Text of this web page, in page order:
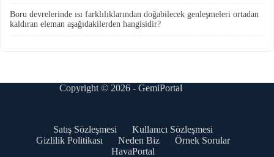
Boru devrelerinde ısı farklılıklarından doğabilecek genleşmeleri ortadan
kaldıran eleman aşağıdakilerden hangisidir?
Copyright © 2026 - GemiPortal
Satış Sözleşmesi
Kullanıcı Sözleşmesi
Gizlilik Politikası
Neden Biz
Örnek Sorular
HavaPortal